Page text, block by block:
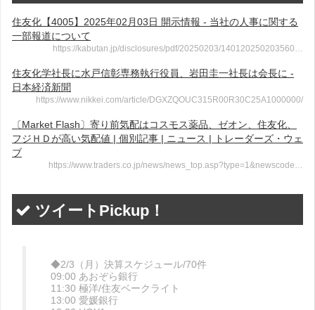
住友化【4005】2025年02月03日 開示情報 - 当社の人事に関する
一部報道について
https://kabutan.jp/disclosures/pdf/20250203/140120250203560…
住友化学社長に水戸信彰専務執行役員、岩田圭一社長は会長に -
日本経済新聞
https://www.nikkei.com/article/DGXZQOUC315R00R30C25A1000000/
〔Market Flash〕寄り前気配はコスモス薬品、ゼオン、住友化、
フジＨＤが高い気配値 | 個別記事 | ニュース | トレーダーズ・ウェ
ブ
https://www.traders.co.jp/news/news_top.asp?type=1&newscode…
ツイートPickup！
◆2/3（月）決算スケジュール/70件
09:00 あおぞら銀行
11:30 極洋/住友ベークライト
13:00 愛媛銀行